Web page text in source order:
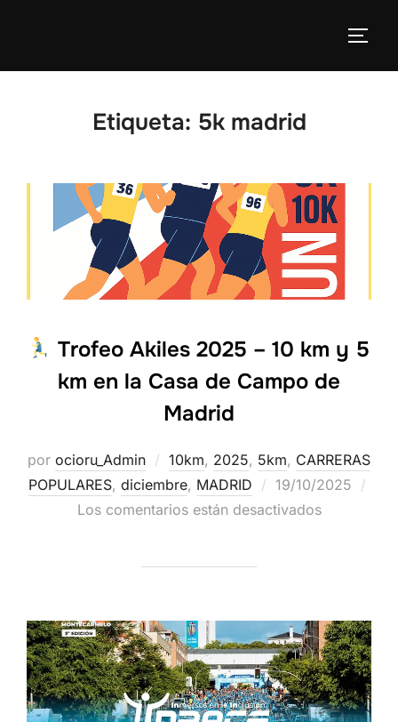
Etiqueta: 5k madrid
Trofeo Akiles 2025 – 10 km y 5
km en la Casa de Campo de
Madrid
por ocioru_Admin 10km, 2025, 5km, CARRERAS
POPULARES, diciembre, MADRID
19/10/2025
Los comentarios están desactivados